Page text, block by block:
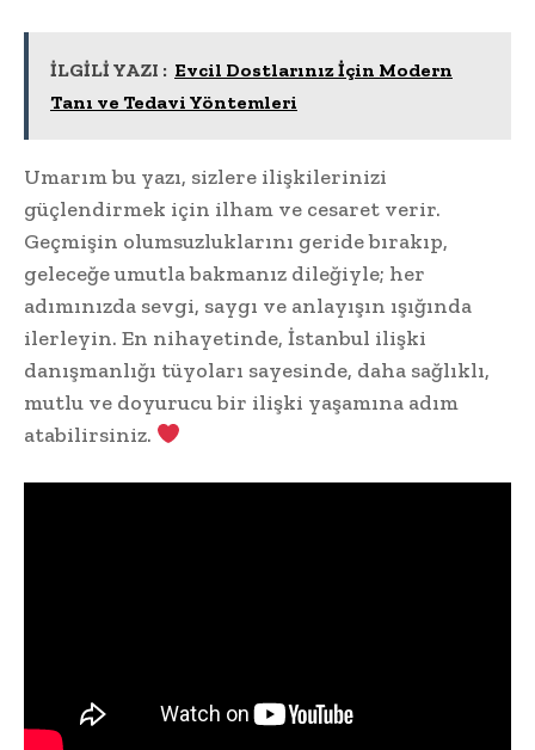
İLGİLİ YAZI : Evcil Dostlarınız İçin Modern
Tanı ve Tedavi Yöntemleri
Umarım bu yazı, sizlere ilişkilerinizi
güçlendirmek için ilham ve cesaret verir.
Geçmişin olumsuzluklarını geride bırakıp,
geleceğe umutla bakmanız dileğiyle; her
adımınızda sevgi, saygı ve anlayışın ışığında
ilerleyin. En nihayetinde, İstanbul ilişki
danışmanlığı tüyoları sayesinde, daha sağlıklı,
mutlu ve doyurucu bir ilişki yaşamına adım
atabilirsiniz.